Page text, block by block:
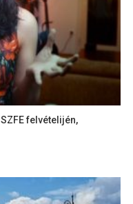
felvételijén,